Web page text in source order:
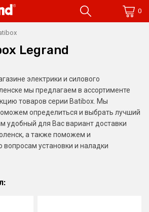
0
Legrand
электрики и силового
мы предлагаем в ассортименте
товаров серии Batibox. Мы
определиться и выбрать лучший
удобный для Вас вариант доставки
а также поможем и
вопросам установки и наладки